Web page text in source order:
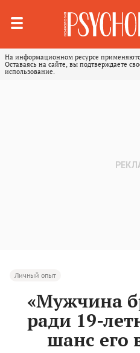
На информационном ресурсе
Оставаясь на сайте, вы подтверждаете
использование.
Личный опыт
«Мужчина
ради 19-
шанс его